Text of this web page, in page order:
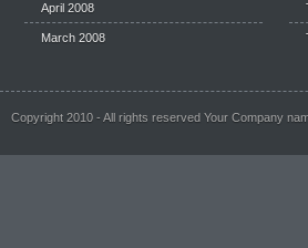
April 2008
March 2008
Copyright 2010 - All rights reserved Your Company